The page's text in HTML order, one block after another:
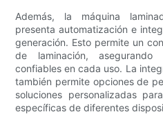
Además, la máquina
presenta automatización e
generación. Esto permite un
de laminación, asegurando
confiables en cada uso. La
también permite opciones de
soluciones personalizadas
específicas de diferentes